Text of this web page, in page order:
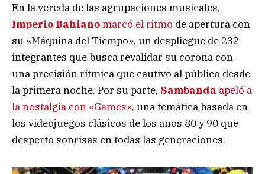
En la vereda de las agrupaciones musicales,
Imperio Bahianomarcó el ritmo de apertura con
su «Máquina del Tiempo», un despliegue de 232
integrantes que busca revalidar su corona con
una precisión rítmica que cautivó al público desde
la primera noche. Por su parte, Sambanda apeló a
la nostalgia con «Games», una temática basada en
los videojuegos clásicos de los años 80 y 90 que
despertó sonrisas en todas las generaciones.